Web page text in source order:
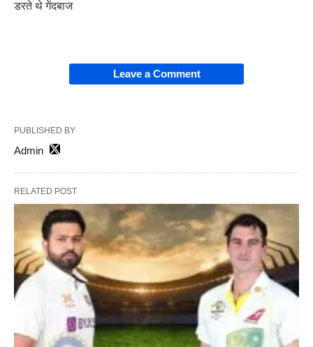
डरते थे गेंदबाज
Leave a Comment
PUBLISHED BY
Admin
RELATED POST